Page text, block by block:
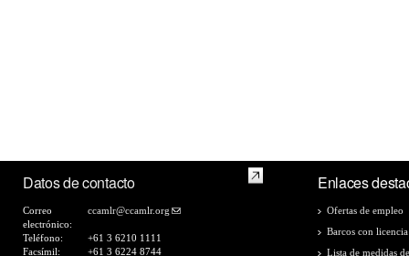
Datos de contacto
Correo
electrónico:
ccamlr@ccamlr.org
Teléfono:
+61 3 6210 1111
Facsímil:
+61 3 6224 8744
Enlaces
Ofertas de empleo
Barcos con
Lista de medidas